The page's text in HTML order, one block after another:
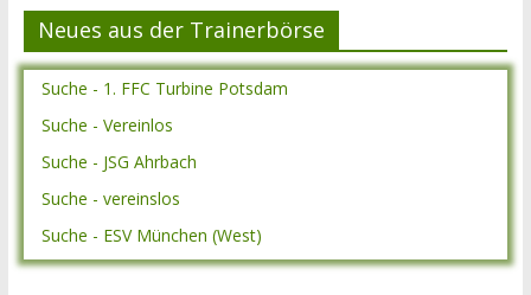
Neues aus der Trainerbörse
Suche - 1. FFC Turbine Potsdam
Suche - Vereinlos
Suche - JSG Ahrbach
Suche - vereinslos
Suche - ESV München (West)